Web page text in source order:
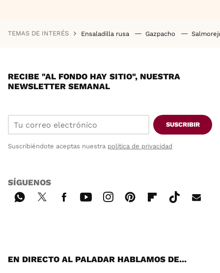
TEMAS DE INTERÉS Ensaladilla rusa Gazpacho
RECIBE "AL FONDO HAY SITIO", NUESTRA
NEWSLETTER SEMANAL
SUSCRIBIR
Suscribiéndote aceptas nuestra política de privacidad
SÍGUENOS
EN DIRECTO AL PALADAR HABLAMOS DE...